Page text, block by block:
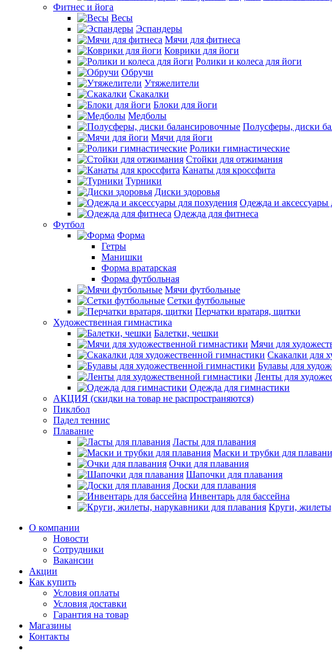
Фитнес и йога
Весы
Эспандеры
Мячи для фитнеса
Коврики для йоги
Ролики и колеса для йоги
Обручи
Утяжелители
Скакалки
Блоки для йоги
Медболы
Полусферы, диски
Мячи для йоги
Ролики гимнастические
Стойки для отжимания
Канаты для кроссфита
Турники
Диски здоровья
Одежда и аксессуары
Одежда для фитнеса
Футбол
Форма
Гетры
Манишки
Форма вратарская
Форма футбольная
Мячи футбольные
Сетки футбольные
Перчатки вратаря, щитки
Художественная гимнастика
Балетки, чешки
Мячи для
Скакалки для
Булавы для
Ленты для
Одежда для гимнастики
АКЦИЯ (скидки на товар не распространяются)
Пиклбол
Падел теннис
Плавание
Ласты для плавания
Маски и трубки для
Очки для плавания
Шапочки для плавания
Доски для плавания
Инвентарь для бассейна
Круги,
О компании
Новости
Сотрудники
Вакансии
Акции
Как купить
Условия оплаты
Условия доставки
Гарантия на товар
Магазины
Контакты